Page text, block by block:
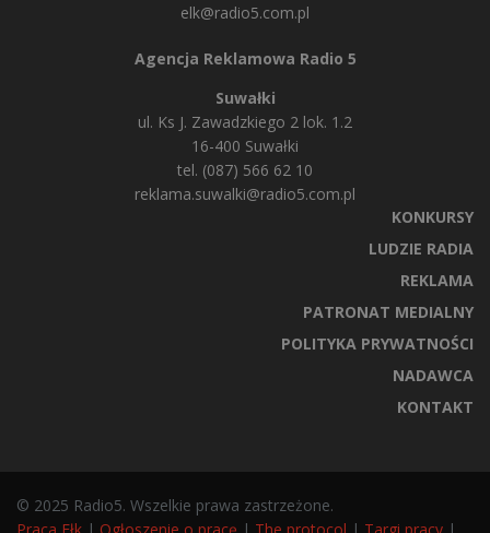
elk@radio5.com.pl
Agencja Reklamowa Radio 5
Suwałki
ul. Ks J. Zawadzkiego 2 lok. 1.2
16-400 Suwałki
tel. (087) 566 62 10
reklama.suwalki@radio5.com.pl
KONKURSY
LUDZIE RADIA
REKLAMA
PATRONAT MEDIALNY
POLITYKA PRYWATNOŚCI
NADAWCA
KONTAKT
© 2025 Radio5. Wszelkie prawa zastrzeżone.